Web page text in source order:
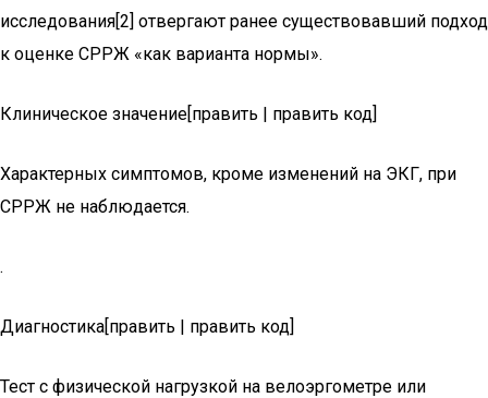
исследования[2] отвергают ранее существовавший подход
к оценке СРРЖ «как варианта нормы».
Клиническое значение[править | править код]
Характерных симптомов, кроме изменений на ЭКГ, при
СРРЖ не наблюдается.
.
Диагностика[править | править код]
Тест с физической нагрузкой на велоэргометре или